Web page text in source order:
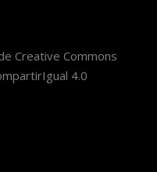
Creative Commons
4.0